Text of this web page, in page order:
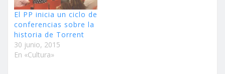
El PP inicia un ciclo de
conferencias sobre la
historia de Torrent
30 junio, 2015
En «Cultura»